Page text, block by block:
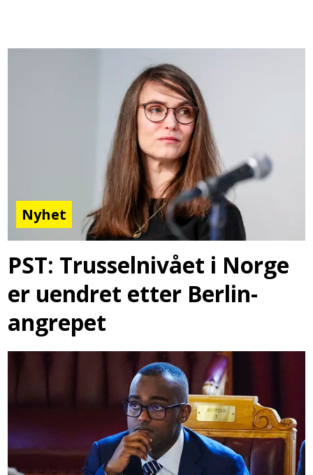
Nyhet
PST: Trusselnivået i Norge
er uendret etter Berlin-
angrepet